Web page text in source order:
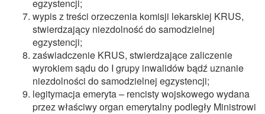
egzystencji;
wypis z treści orzeczenia komisji lekarskiej KRUS,
stwierdzający niezdolność do samodzielnej
egzystencji;
zaświadczenie KRUS, stwierdzające zaliczenie
wyrokiem sądu do I grupy inwalidów bądź uznanie
niezdolności do samodzielnej egzystencji;
legitymacja emeryta – rencisty wojskowego wydana
przez właściwy organ emerytalny podległy Ministrowi